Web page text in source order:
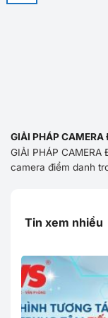
GIẢI PHÁP CAMERA
GIẢI PHÁP CAMERA
camera điểm danh
Tin xem nhiều